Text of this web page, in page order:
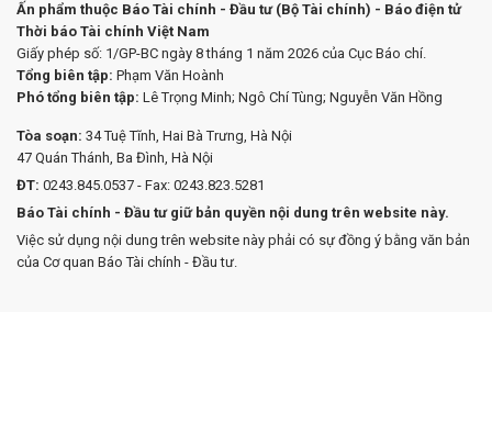
Ấn phẩm thuộc Báo Tài chính - Đầu tư (Bộ Tài chính) - Báo điện tử
Thời báo Tài chính Việt Nam
Giấy phép số: 1/GP-BC ngày 8 tháng 1 năm 2026 của Cục Báo chí.
Tổng biên tập: Phạm Văn Hoành
Phó tổng biên tập: Lê Trọng Minh; Ngô Chí Tùng; Nguyễn Văn Hồng
Tòa soạn: 34 Tuệ Tĩnh, Hai Bà Trưng, Hà Nội
47 Quán Thánh, Ba Đình, Hà Nội
ĐT: 0243.845.0537 - Fax: 0243.823.5281
Báo Tài chính - Đầu tư giữ bản quyền nội dung trên website này.
Việc sử dụng nội dung trên website này phải có sự đồng ý bằng văn bản
của Cơ quan Báo Tài chính - Đầu tư.